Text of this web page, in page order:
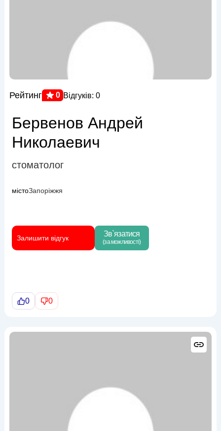
Рейтинг 0 Відгуків: 0
Бервенов Андрей
Николаевич
стоматолог
містоЗапоріжжя
Залишити відгук Зв`язатися
(за можливості)
0 0